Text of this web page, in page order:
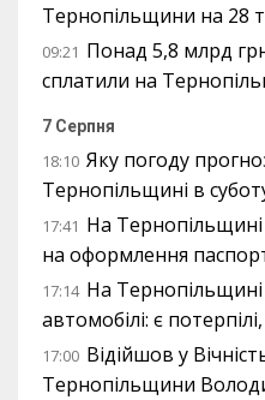
Тернопільщини на 28
09:21 Понад 5,8 млрд грн
сплатили на
7 Серпня
18:10 Яку погоду
Тернопільщині в
17:41 На
на оформлення
17:14 На Тернопільщині
автомобілі: є
17:00 Відійшов у
Тернопільщини